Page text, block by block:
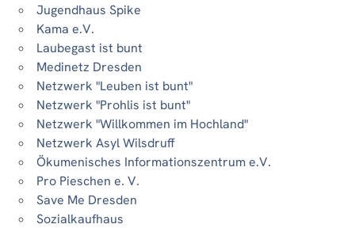
Jugendhaus Spike
Kama e.V.
Laubegast ist bunt
Medinetz Dresden
Netzwerk "Leuben ist bunt"
Netzwerk "Prohlis ist bunt"
Netzwerk "Willkommen im Hochland"
Netzwerk Asyl Wilsdruff
Ökumenisches Informationszentrum e.V.
Pro Pieschen e. V.
Save Me Dresden
Sozialkaufhaus